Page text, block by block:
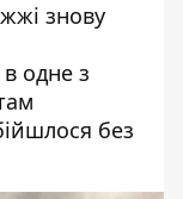
знову
одне з
без